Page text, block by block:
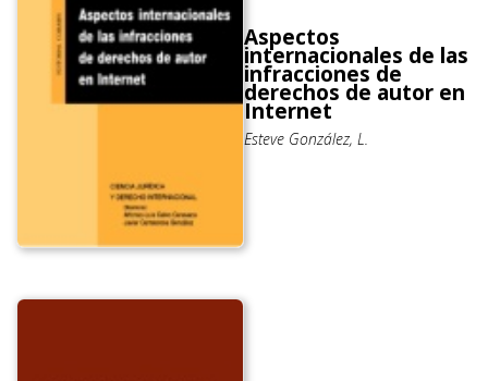
Aspectos
internacionales de las
infracciones de
derechos de autor en
Internet
Esteve González, L.